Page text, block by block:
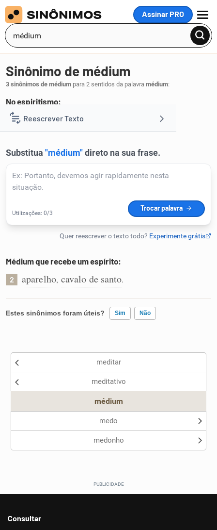
Assinar PRO
MENU
Reescrever Texto
Corrigir Texto
Humanizador de IA
Cata-letras
Conexões
Dicionário
Sinônimo de médium
3 sinônimos de médium para 2 sentidos da palavra médium:
No espiritismo:
1 médio.
Médium que recebe um espírito:
2 aparelho, cavalo de santo.
Estes sinônimos foram úteis? Sim Não
Nenhum dos sinônimos apresentados me ajudou
meditar
meditativo
médium
medo
medonho
Consultar